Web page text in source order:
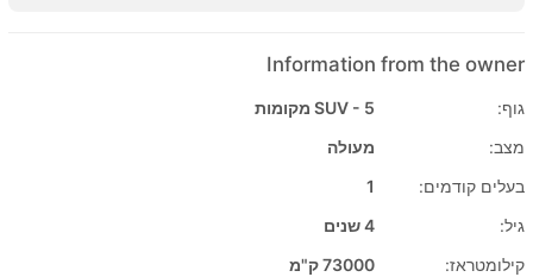
Information from the owner
גוף:
SUV - 5 מקומות
מצב:
מעולה
בעלים קודמים:
1
גיל:
4 שנים
קילומטראז:
73000 ק"מ